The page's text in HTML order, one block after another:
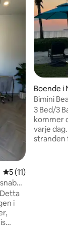
5 av 5 i
5 (11)
i
Boende i
Bimini
3 Bed/3
kommer
varje
stranden